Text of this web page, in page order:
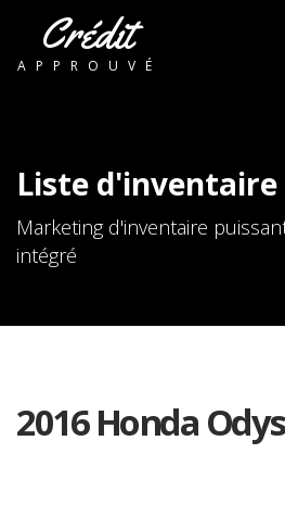
Crédit
APPROUVÉ
Liste d'inventaire
Marketing d'inventaire
intégré
2016 Honda